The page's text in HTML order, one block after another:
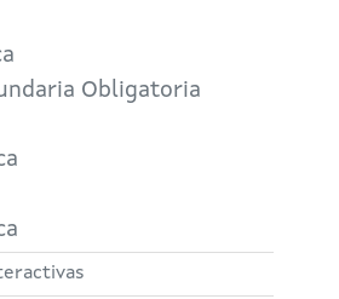
Obligatoria